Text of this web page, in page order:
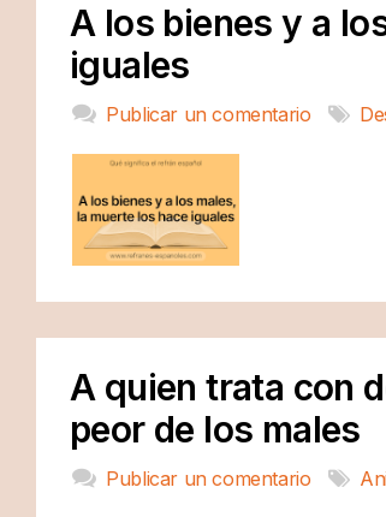
A los bienes y a
iguales
Publicar un comentario
A quien trata con
peor de los males
Publicar un comentario